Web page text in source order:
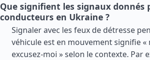
Que signifient les signaux donnés
conducteurs en Ukraine ?
Signaler avec les feux de détresse
véhicule est en mouvement signifie «
excusez-moi » selon le contexte. Par